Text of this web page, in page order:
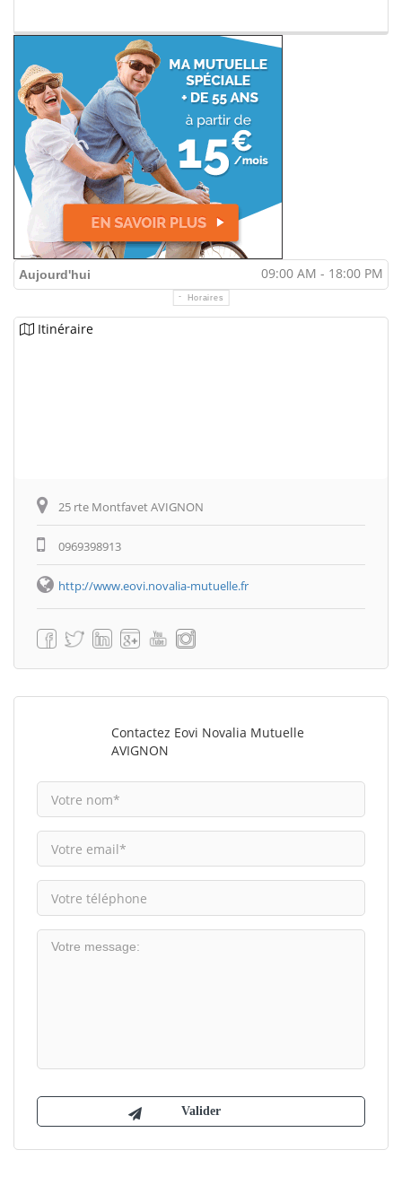
Aujourd'hui 09:00 AM - 18:00 PM
Horaires
Itinéraire
25 rte Montfavet AVIGNON
0969398913
http://www.eovi.novalia-mutuelle.fr
Contactez Eovi Novalia Mutuelle
AVIGNON